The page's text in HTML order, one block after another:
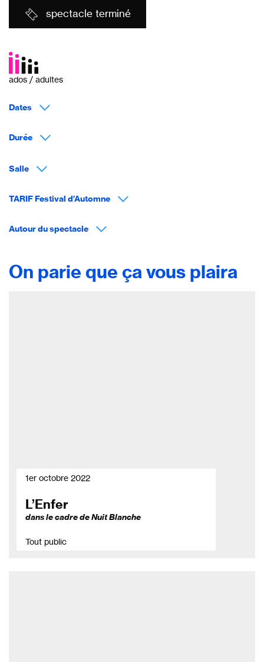
spectacle terminé
ados / adultes
Dates
Durée
Salle
TARIF Festival d’Automne
Autour du spectacle
On parie que ça vous plaira
1er octobre 2022
L’Enfer
dans le cadre de Nuit Blanche
Tout public